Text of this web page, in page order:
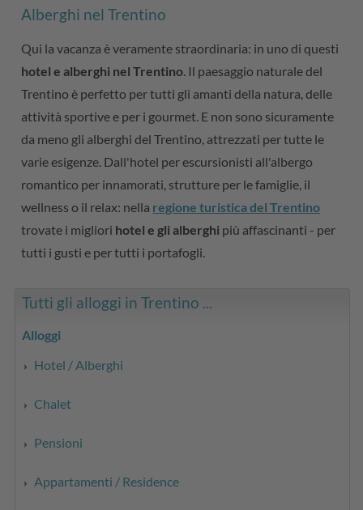
Alberghi nel Trentino
Qui la vacanza è veramente straordinaria: in uno di questi
hotel e alberghi nel Trentino . Il paesaggio naturale del
Trentino è perfetto per tutti gli amanti della natura, delle
attività sportive e per i gourmet. E non sono sicuramente
da meno gli alberghi del Trentino, attrezzati per tutte le
varie esigenze. Dall'hotel per escursionisti all'albergo
romantico per innamorati, strutture per le famiglie, il
wellness o il relax: nella regione turistica del Trentino
trovate i migliori hotel e gli alberghi più affascinanti - per
tutti i gusti e per tutti i portafogli.
Tutti gli alloggi in Trentino ...
Alloggi
Hotel / Alberghi
Chalet
Pensioni
Appartamenti / Residence